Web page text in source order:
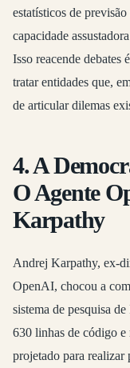
estatísticos de
capacidade
Isso reacende debates
tratar entidades que,
de articular dilemas
4. A
O Agente
Karpathy
Andrej Karpathy, ex-
OpenAI, chocou a
sistema de pesquisa
630 linhas de código
projetado para realizar